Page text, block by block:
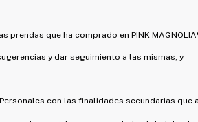
prendas que ha comprado en PINK
y dar seguimiento a las mismas; y
con las finalidades secundarias que